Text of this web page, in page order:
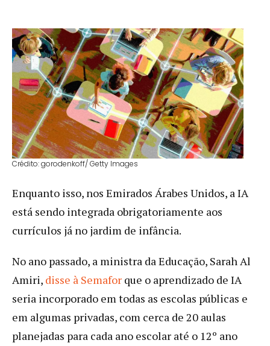
Crédito: gorodenkoff/ Getty Images
Enquanto isso, nos Emirados Árabes Unidos, a IA
está sendo integrada obrigatoriamente aos
currículos já no jardim de infância.
No ano passado, a ministra da Educação, Sarah Al
Amiri, disse à Semafor que o aprendizado de IA
seria incorporado em todas as escolas públicas e
em algumas privadas, com cerca de 20 aulas
planejadas para cada ano escolar até o 12º ano